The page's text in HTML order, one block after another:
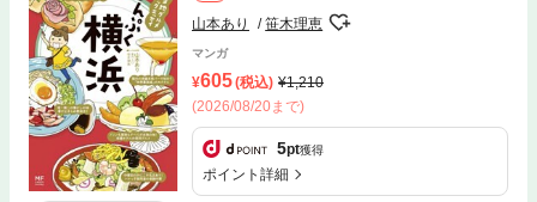
山本あり 笹木理恵
マンガ
605(税込)
1,210
(2026/08/20まで)
5pt獲得
ポイント詳細